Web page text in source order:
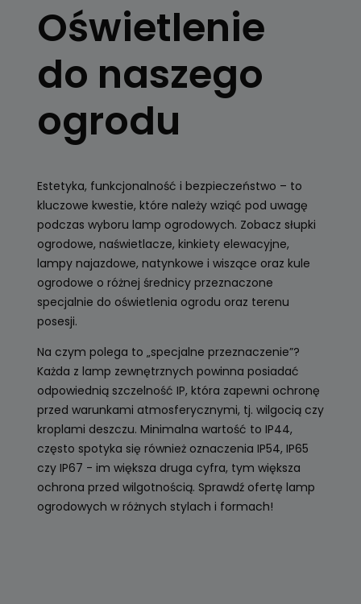
Kule, latarnie
ogrodowe, girlandy
Oświetlenie
do naszego
ogrodu
Estetyka, funkcjonalność i bezpieczeństwo – to
kluczowe kwestie, które należy wziąć pod uwagę
podczas wyboru lamp ogrodowych. Zobacz słupki
ogrodowe, naświetlacze, kinkiety elewacyjne,
lampy najazdowe, natynkowe i wiszące oraz kule
ogrodowe o różnej średnicy przeznaczone
specjalnie do oświetlenia ogrodu oraz terenu
posesji.
Na czym polega to „specjalne przeznaczenie”?
Każda z lamp zewnętrznych powinna posiadać
odpowiednią szczelność IP, która zapewni ochronę
przed warunkami atmosferycznymi, tj. wilgocią czy
kroplami deszczu. Minimalna wartość to IP44,
często spotyka się również oznaczenia IP54, IP65
czy IP67 - im większa druga cyfra, tym większa
ochrona przed wilgotnością. Sprawdź ofertę lamp
ogrodowych w różnych stylach i formach!